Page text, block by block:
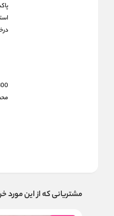
300
مشتریانی که از این مورد